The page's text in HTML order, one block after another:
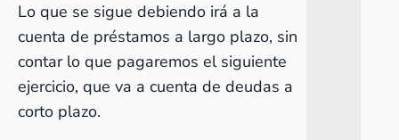
Lo que se sigue debiendo irá a la
cuenta de préstamos a largo plazo, sin
contar lo que pagaremos el siguiente
ejercicio, que va a cuenta de deudas a
corto plazo.